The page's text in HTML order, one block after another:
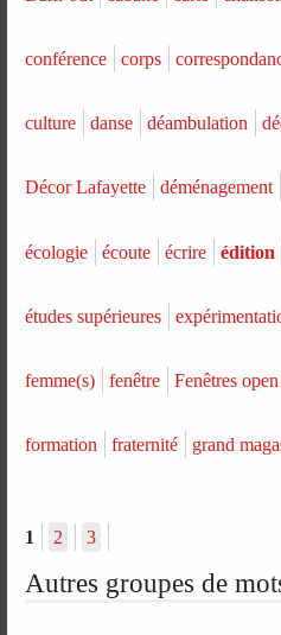
conférence corps
culture danse déambulation
Décor Lafayette déménagement
écologie écoute écrire édition
études supérieures
femme(s) fenêtre Fenêtres
formation fraternité grand
1 2 3
Autres groupes de